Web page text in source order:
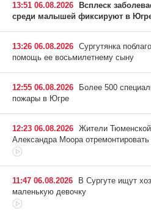
13:51 06.08.2026
Всплеск
среди малышей фиксируют в
13:26 06.08.2026 Сургутянка
помощь ее восьмилетнему сыну
12:55 06.08.2026
Более 500
пожары в Югре
12:23 06.08.2026 Жители
Александра Моора отремонтировать
11:47 06.08.2026
В Сургуте ищут
маленькую девочку